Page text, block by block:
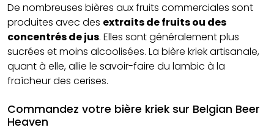
De nombreuses bières aux fruits commerciales sont
produites avec des extraits de fruits ou des
concentrés de jus. Elles sont généralement plus
sucrées et moins alcoolisées. La bière kriek artisanale,
quant à elle, allie le savoir-faire du lambic à la
fraîcheur des cerises.
Commandez votre bière kriek sur Belgian Beer
Heaven